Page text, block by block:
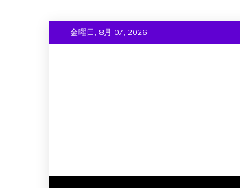
to
金曜日, 8月 07, 2026